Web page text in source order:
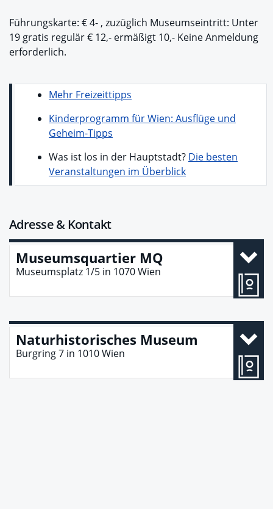
Führungskarte: € 4- , zuzüglich Museumseintritt: Unter
19 gratis regulär € 12,- ermäßigt 10,- Keine Anmeldung
erforderlich.
Mehr Freizeittipps
Kinderprogramm für Wien: Ausflüge und
Geheim-Tipps
Was ist los in der Hauptstadt? Die besten
Veranstaltungen im Überblick
Adresse & Kontakt
Museumsquartier MQ
Museumsplatz 1/5 in 1070Wien
Naturhistorisches Museum
Burgring 7 in 1010Wien